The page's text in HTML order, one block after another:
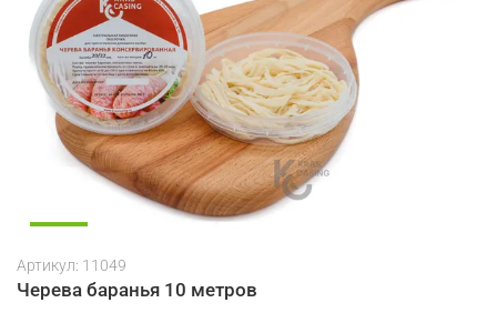
Артикул: 11049
Черева баранья 10 метров